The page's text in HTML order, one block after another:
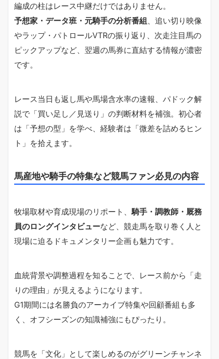
編成の柱はレース中継だけではありません。
予想家・データ班・元騎手の分析番組 、追い切り映像
やラップ・パトロールVTRの振り返り、次走注目馬の
ピックアップなど、翌週の馬券に直結する情報が濃密
です。
レース当日も返し馬や馬場含水率の速報、パドック解
説で「買い足し／見送り」の判断材料を補強。初心者
は「予想の型」を学べ、経験者は「微差を詰めるヒン
ト」を拾えます。
馬産地や騎手の特集など競馬ファン必見の内容
牧場取材や育成現場のリポート、 騎手・調教師・厩務
員のロングインタビューなど、競走馬を取り巻く人と
現場に迫るドキュメンタリー企画も魅力です。
血統背景や調整過程を知ることで、レース前から「走
りの理由」が見えるようになります。
G1期間には名勝負のアーカイブ特集や回顧番組も多
く、オフシーズンの知識補強にもぴったり。
競馬を「文化」として楽しめるのがグリーンチャンネ